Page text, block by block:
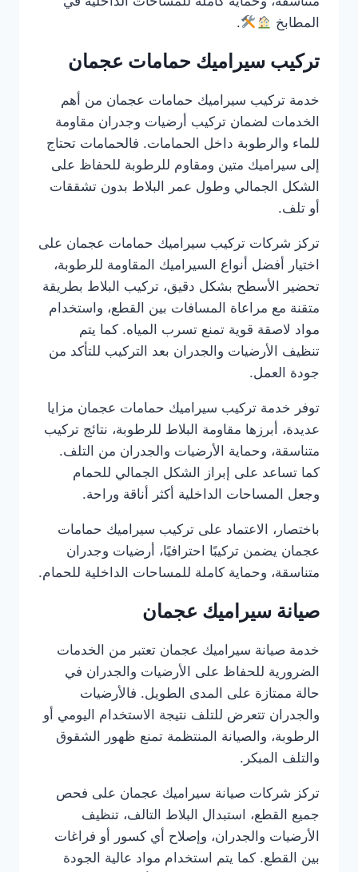
المطابخ
.
تركيب سيراميك حمامات عجمان
خدمة تركيب سيراميك حمامات عجمان من أهم
الخدمات لضمان تركيب أرضيات وجدران مقاومة
للماء والرطوبة داخل الحمامات. فالحمامات تحتاج
إلى سيراميك متين ومقاوم للرطوبة للحفاظ على
الشكل الجمالي وطول عمر البلاط بدون تشققات
أو تلف.
تركز شركات تركيب سيراميك حمامات عجمان على
اختيار أفضل أنواع السيراميك المقاومة للرطوبة،
تحضير الأسطح بشكل دقيق، تركيب البلاط بطريقة
متقنة مع مراعاة المسافات بين القطع، واستخدام
مواد لاصقة قوية تمنع تسرب المياه. كما يتم
تنظيف الأرضيات والجدران بعد التركيب للتأكد من
جودة العمل.
توفر خدمة تركيب سيراميك حمامات عجمان مزايا
عديدة، أبرزها مقاومة البلاط للرطوبة، نتائج تركيب
متناسقة، وحماية الأرضيات والجدران من التلف.
كما تساعد على إبراز الشكل الجمالي للحمام
وجعل المساحات الداخلية أكثر أناقة وراحة.
باختصار، الاعتماد على تركيب سيراميك حمامات
عجمان يضمن تركيبًا احترافيًا، أرضيات وجدران
متناسقة، وحماية كاملة للمساحات الداخلية للحمام.
صيانة سيراميك عجمان
خدمة صيانة سيراميك عجمان تعتبر من الخدمات
الضرورية للحفاظ على الأرضيات والجدران في
حالة ممتازة على المدى الطويل. فالأرضيات
والجدران تتعرض للتلف نتيجة الاستخدام اليومي أو
الرطوبة، والصيانة المنتظمة تمنع ظهور الشقوق
والتلف المبكر.
تركز شركات صيانة سيراميك عجمان على فحص
جميع القطع، استبدال البلاط التالف، تنظيف
الأرضيات والجدران، وإصلاح أي كسور أو فراغات
بين القطع. كما يتم استخدام مواد عالية الجودة